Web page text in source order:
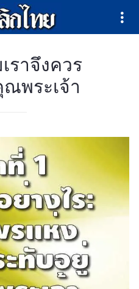
ราจึงควร
พระเจ้า